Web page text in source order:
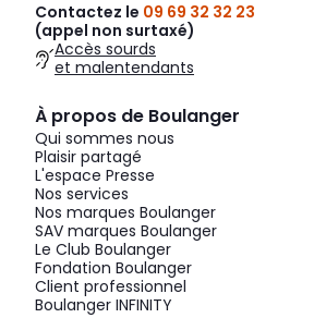
Contactez le 09 69 32 32 23
(appel non surtaxé)
Accès sourds
et malentendants
À propos de Boulanger
Qui sommes nous
Plaisir partagé
L'espace Presse
Nos services
Nos marques Boulanger
SAV marques Boulanger
Le Club Boulanger
Fondation Boulanger
Client professionnel
Boulanger INFINITY